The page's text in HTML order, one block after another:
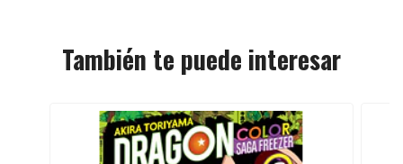
También te puede interesar